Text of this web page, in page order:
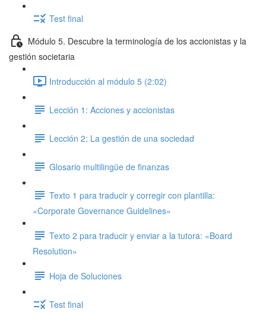
Test final
Módulo 5. Descubre la terminología de los accionistas y la
gestión societaria
Introducción al módulo 5 (2:02)
Lección 1: Acciones y accionistas
Lección 2: La gestión de una sociedad
Glosario multilingüe de finanzas
Texto 1 para traducir y corregir con plantilla:
«Corporate Governance Guidelines»
Texto 2 para traducir y enviar a la tutora: «Board
Resolution»
Hoja de Soluciones
Test final